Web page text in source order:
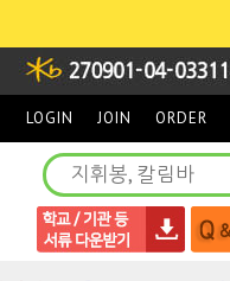
LOGIN JOIN ORDER